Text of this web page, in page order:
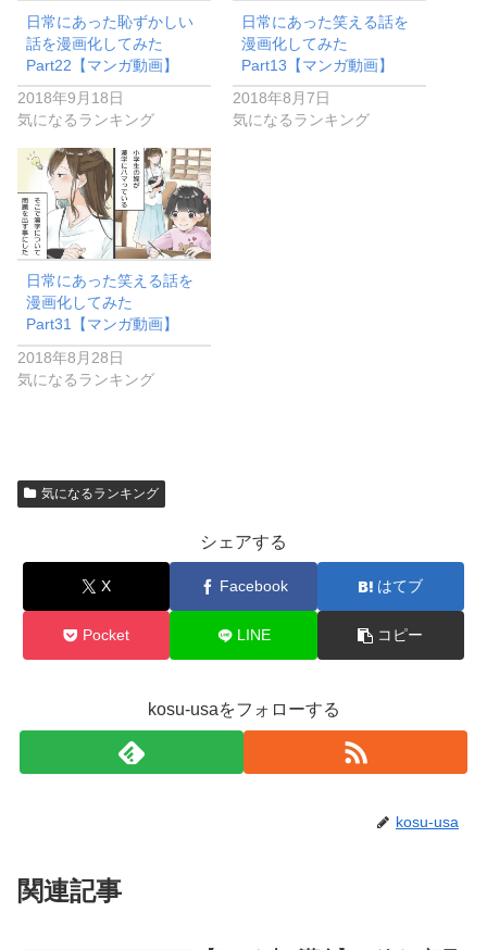
日常にあった恥ずかしい
話を漫画化してみた
Part22【マンガ動画】
2018年9月18日
気になるランキング
日常にあった笑える話を
漫画化してみた
Part13【マンガ動画】
2018年8月7日
気になるランキング
日常にあった笑える話を
漫画化してみた
Part31【マンガ動画】
2018年8月28日
気になるランキング
気になるランキング
シェアする
X Facebook はてブ
Pocket LINE コピー
kosu-usaをフォローする
kosu-usa
関連記事